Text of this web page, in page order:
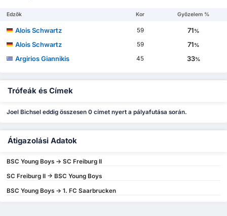
Edzők Kor Győzelem %
Alois Schwartz 59 71%
Alois Schwartz 59 71%
Argirios Giannikis 45 33%
Trófeák és Címek
Joel Bichsel eddig összesen 0 címet nyert a pályafutása során.
Átigazolási Adatok
BSC Young Boys -> SC Freiburg II
SC Freiburg II -> BSC Young Boys
BSC Young Boys -> 1. FC Saarbrucken